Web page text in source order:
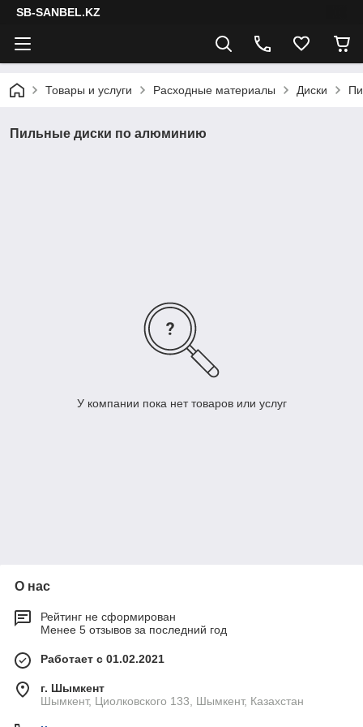
SB-SANBEL.KZ
Товары и услуги Расходные материалы Диски
Пильные диски по алюминию
У компании пока нет товаров или услуг
О нас
Рейтинг не сформирован
Менее 5 отзывов за последний год
Работает с 01.02.2021
г. Шымкент
Шымкент, Циолковского 133, Шымкент, Казахстан